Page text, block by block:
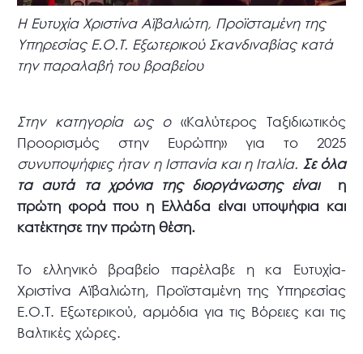
Η Ευτυχία Χριστίνα Αϊβαλιώτη, Προϊσταμένη της
Υπηρεσίας Ε.Ο.Τ. Εξωτερικού Σκανδιναβίας κατά
την παραλαβή του βραβείου
Στην κατηγορία ως ο«Καλύτερος Ταξιδιωτικός
Προορισμός στην Ευρώπη» για το 2025
συνυποψήφιες ήταν η Ισπανία και η Ιταλία. Σε όλα
τα αυτά τα χρόνια της διοργάνωσης είναι
η
πρώτη φορά που η Ελλάδα είναι υποψήφια και
κατέκτησε την πρώτη θέση.
Το ελληνικό βραβείο παρέλαβε η κα Ευτυχία-
Χριστίνα Αϊβαλιώτη, Προϊσταμένη της Υπηρεσίας
Ε.Ο.Τ. Εξωτερικού, αρμόδια για τις Βόρειες και τις
Βαλτικές χώρες.